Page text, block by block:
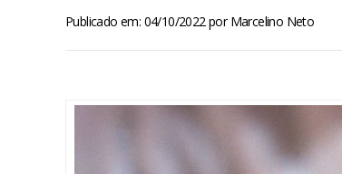
Publicado em: 04/10/2022porMarcelino Neto